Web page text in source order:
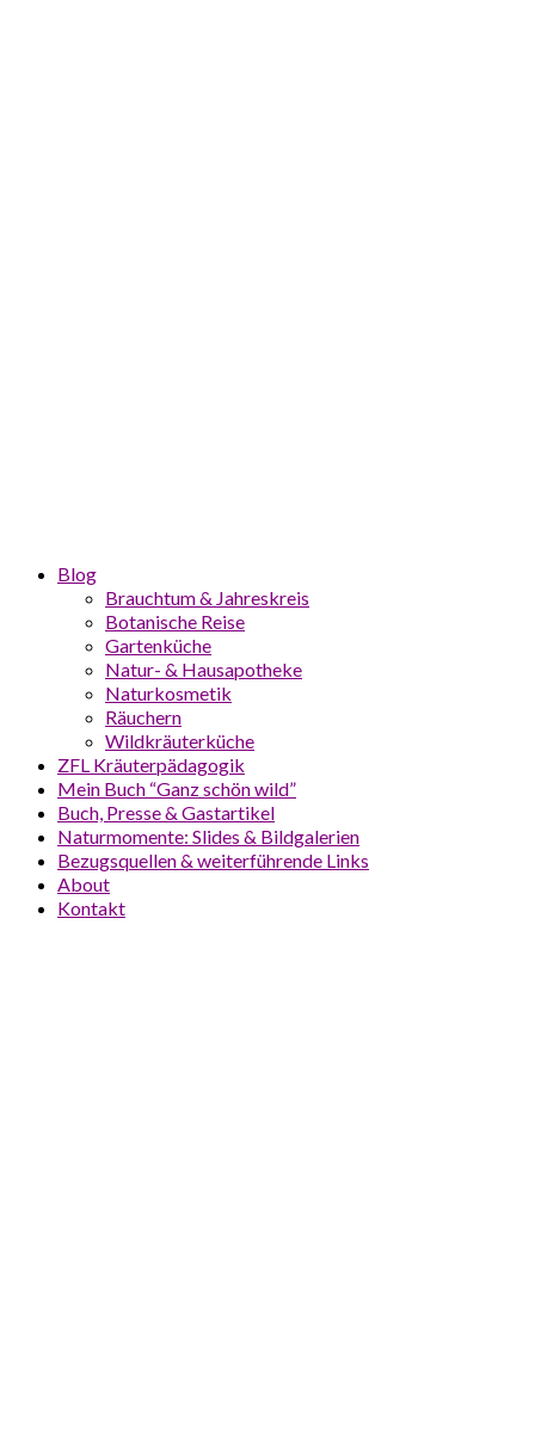
Blog
Brauchtum & Jahreskreis
Botanische Reise
Gartenküche
Natur- & Hausapotheke
Naturkosmetik
Räuchern
Wildkräuterküche
ZFL Kräuterpädagogik
Mein Buch “Ganz schön wild”
Buch, Presse & Gastartikel
Naturmomente: Slides & Bildgalerien
Bezugsquellen & weiterführende Links
About
Kontakt